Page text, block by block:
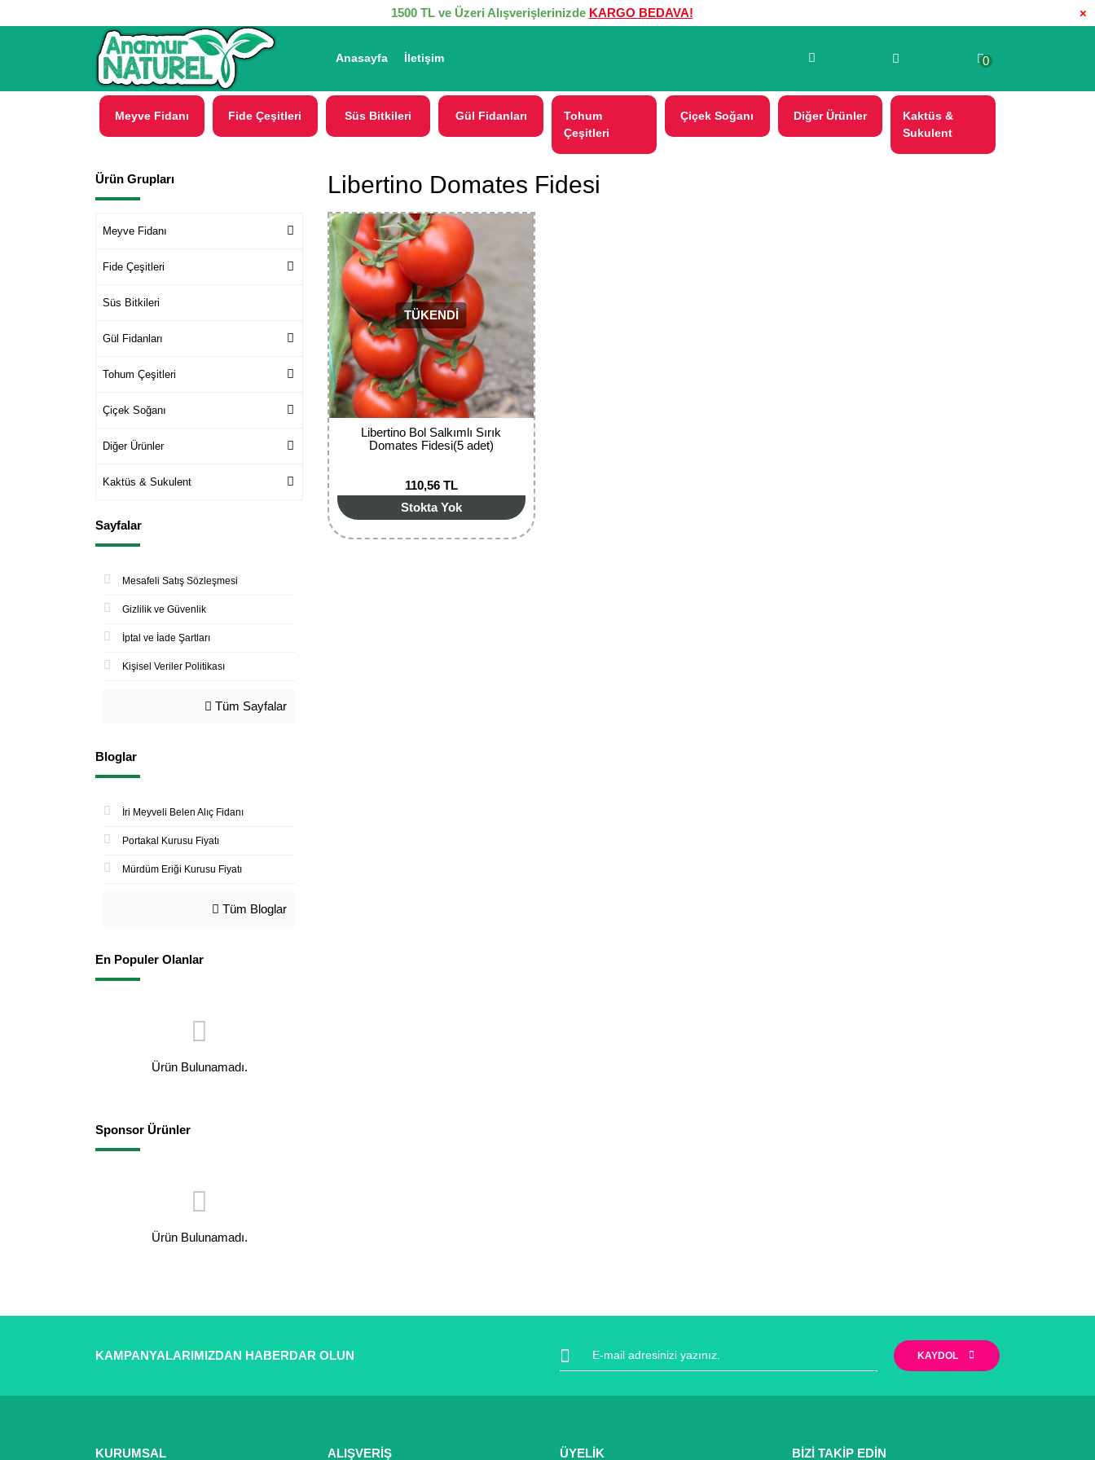
×
1500 TL ve Üzeri Alışverişlerinizde KARGO BEDAVA!
Anasayfa İletişim 0
Meyve Fidanı Fide Çeşitleri Süs Bitkileri Gül Fidanları
Tohum
Çeşitleri
Çiçek Soğanı Diğer Ürünler
Kaktüs &
Sukulent
Ürün Grupları
Meyve Fidanı
Fide Çeşitleri
Süs Bitkileri
Gül Fidanları
Tohum Çeşitleri
Çiçek Soğanı
Diğer Ürünler
Kaktüs & Sukulent
Sayfalar
Mesafeli Satış Sözleşmesi
Gizlilik ve Güvenlik
İptal ve İade Şartları
Kişisel Veriler Politikası
Tüm Sayfalar
Bloglar
İri Meyveli Belen Alıç Fidanı
Portakal Kurusu Fiyatı
Mürdüm Eriği Kurusu Fiyatı
Tüm Bloglar
En Populer Olanlar
Ürün Bulunamadı.
Sponsor Ürünler
Ürün Bulunamadı.
Libertino Domates Fidesi
TÜKENDİ
Libertino Bol Salkımlı Sırık
Domates Fidesi(5 adet)
110,56 TL
Stokta Yok
KAMPANYALARIMIZDAN HABERDAR OLUN KAYDOL
KURUMSAL ALIŞVERİŞ ÜYELİK BİZİ TAKİP EDİN